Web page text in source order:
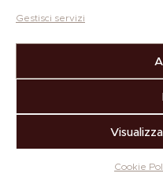
Gestisci servizi
Cookie
CANDART di
Nichelino (Torino)
P. IVA
Tutti i diritti sono